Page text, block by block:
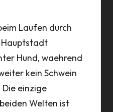
Laufen durch
Hauptstadt
Hund, waehrend
kein Schwein
einzige
Welten ist